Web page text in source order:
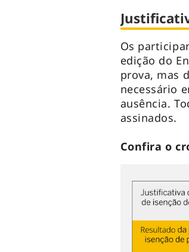
Os
edição do
prova, mas
necessário
ausência.
assinados.
Confira o